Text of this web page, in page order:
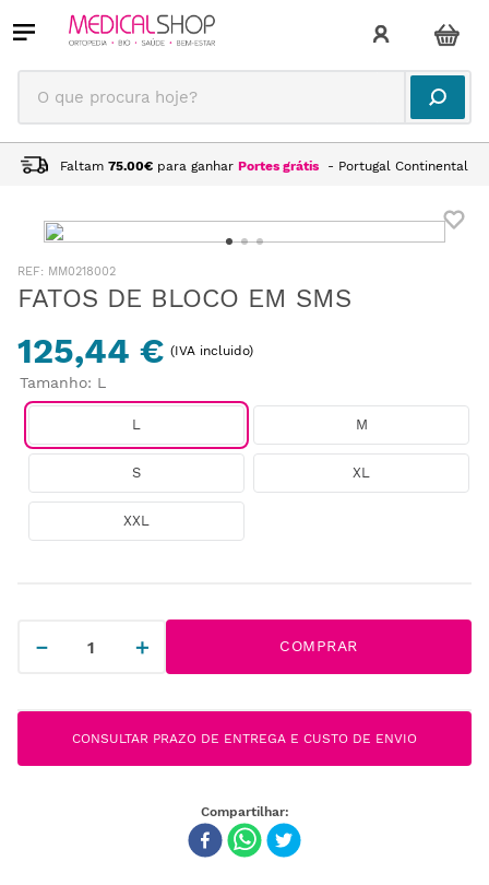
O que procura hoje?
Faltam 75.00€ para ganhar Portes grátis - Portugal Continental
: MM0218002
FATOS DE BLOCO EM SMS
125,44 € (IVA incluido)
Tamanho: L
L M
S XL
XXL
＋
－ COMPRAR
CONSULTAR PRAZO DE ENTREGA E CUSTO DE ENVIO